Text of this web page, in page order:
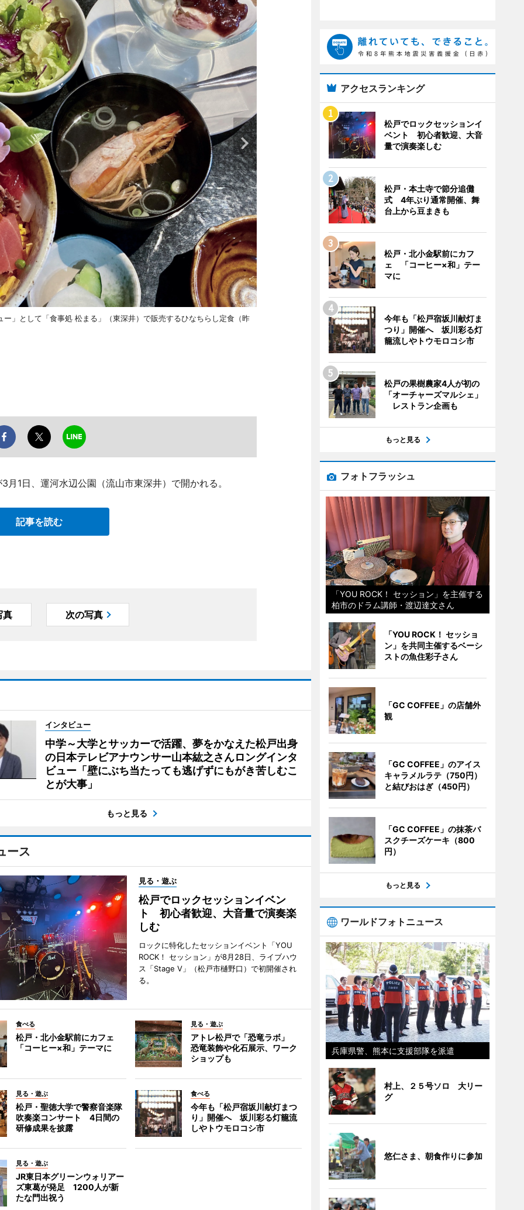
」として「食事処 松まる」（東深井）で販売するひなちらし定食（昨
1日、運河水辺公園（流山市東深井）で開かれる。
記事を読む
真 次の写真
インタビュー
中学～大学とサッカーで活躍、夢をかなえた松戸出身
の日本テレビアナウンサー山本紘之さんロングインタ
ビュー「壁にぶち当たっても逃げずにもがき苦しむこ
とが大事」
もっと見る
ース
見る・遊ぶ
松戸でロックセッションイベン
ト 初心者歓迎、大音量で演奏楽
しむ
ロックに特化したセッションイベント「YOU
ROCK！ セッション」が8月28日、ライブハウ
ス「Stage V」（松戸市樋野口）で初開催され
る。
食べる
松戸・北小金駅前にカフェ
「コーヒー×和」テーマに
見る・遊ぶ
アトレ松戸で「恐竜ラボ」
恐竜装飾や化石展示、ワーク
ショップも
見る・遊ぶ
松戸・聖徳大学で警察音楽隊
吹奏楽コンサート 4日間の
研修成果を披露
食べる
今年も「松戸宿坂川献灯まつ
り」開催へ 坂川彩る灯籠流
しやトウモロコシ市
見る・遊ぶ
JR東日本グリーンウォリアー
ズ東葛が発足 1200人が新
たな門出祝う
アクセスランキング
松戸でロックセッションイ
ベント 初心者歓迎、大音
量で演奏楽しむ
松戸・本土寺で節分追儺
式 4年ぶり通常開催、舞
台上から豆まきも
松戸・北小金駅前にカフ
ェ 「コーヒー×和」テー
マに
今年も「松戸宿坂川献灯ま
つり」開催へ 坂川彩る灯
籠流しやトウモロコシ市
松戸の果樹農家4人が初の
「オーチャーズマルシェ」
レストラン企画も
もっと見る
フォトフラッシュ
「YOU ROCK！ セッション」を主催する
柏市のドラム講師・渡辺達文さん
「YOU ROCK！ セッショ
ン」を共同主催するベーシ
ストの魚住彩子さん
「GC COFFEE」の店舗外
観
「GC COFFEE」のアイス
キャラメルラテ（750円）
と結びおはぎ（450円）
「GC COFFEE」の抹茶バ
スクチーズケーキ（800
円）
もっと見る
ワールドフォトニュース
兵庫県警、熊本に支援部隊を派遣
村上、２５号ソロ 大リー
グ
悠仁さま、朝食作りに参加